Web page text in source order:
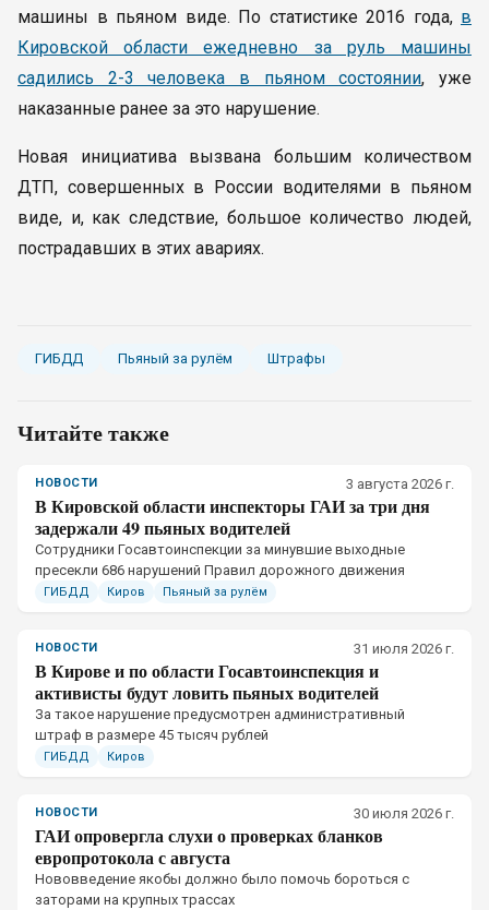
машины в пьяном виде. По статистике 2016 года, в
Кировской области ежедневно за руль машины
садились 2-3 человека в пьяном состоянии, уже
наказанные ранее за это нарушение.
Новая инициатива вызвана большим количеством
ДТП, совершенных в России водителями в пьяном
виде, и, как следствие, большое количество людей,
пострадавших в этих авариях.
ГИБДД Пьяный за рулём Штрафы
Читайте также
НОВОСТИ 3 августа 2026 г.
В Кировской области инспекторы ГАИ за три дня
задержали 49 пьяных водителей
Сотрудники Госавтоинспекции за минувшие выходные
пресекли 686 нарушений Правил дорожного движения
ГИБДД Киров Пьяный за рулём
НОВОСТИ 31 июля 2026 г.
В Кирове и по области Госавтоинспекция и
активисты будут ловить пьяных водителей
За такое нарушение предусмотрен административный
штраф в размере 45 тысяч рублей
ГИБДД Киров
НОВОСТИ 30 июля 2026 г.
ГАИ опровергла слухи о проверках бланков
европротокола с августа
Нововведение якобы должно было помочь бороться с
заторами на крупных трассах